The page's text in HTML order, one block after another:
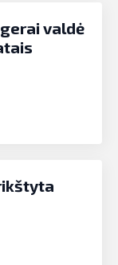
valdė